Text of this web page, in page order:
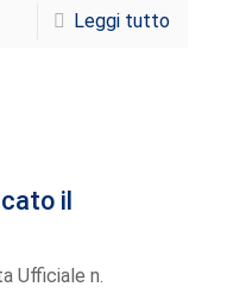
Leggi tutto
il
Ufficiale n.